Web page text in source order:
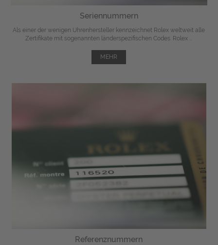
Seriennummern
Als einer der wenigen Uhrenhersteller kennzeichnet Rolex weltweit alle
Zertifikate mit sogenannten länderspezifischen Codes. Rolex ...
MEHR
Referenznummern